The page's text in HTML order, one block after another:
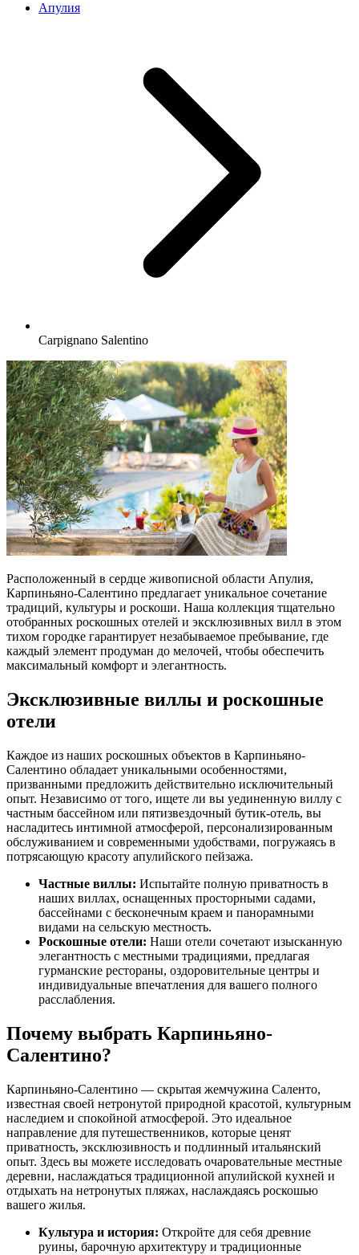
Апулия
Carpignano Salentino
Расположенный в сердце живописной области Апулия,
Карпиньяно-Салентино предлагает уникальное сочетание
традиций, культуры и роскоши. Наша коллекция тщательно
отобранных роскошных отелей и эксклюзивных вилл в этом
тихом городке гарантирует незабываемое пребывание, где
каждый элемент продуман до мелочей, чтобы обеспечить
максимальный комфорт и элегантность.
Эксклюзивные виллы и роскошные
отели
Каждое из наших роскошных объектов в Карпиньяно-
Салентино обладает уникальными особенностями,
призванными предложить действительно исключительный
опыт. Независимо от того, ищете ли вы уединенную виллу с
частным бассейном или пятизвездочный бутик-отель, вы
насладитесь интимной атмосферой, персонализированным
обслуживанием и современными удобствами, погружаясь в
потрясающую красоту апулийского пейзажа.
Частные виллы: Испытайте полную приватность в
наших виллах, оснащенных просторными садами,
бассейнами с бесконечным краем и панорамными
видами на сельскую местность.
Роскошные отели: Наши отели сочетают изысканную
элегантность с местными традициями, предлагая
гурманские рестораны, оздоровительные центры и
индивидуальные впечатления для вашего полного
расслабления.
Почему выбрать Карпиньяно-
Салентино?
Карпиньяно-Салентино — скрытая жемчужина Саленто,
известная своей нетронутой природной красотой, культурным
наследием и спокойной атмосферой. Это идеальное
направление для путешественников, которые ценят
приватность, эксклюзивность и подлинный итальянский
опыт. Здесь вы можете исследовать очаровательные местные
деревни, наслаждаться традиционной апулийской кухней и
отдыхать на нетронутых пляжах, наслаждаясь роскошью
вашего жилья.
Культура и история: Откройте для себя древние
руины, барочную архитектуру и традиционные